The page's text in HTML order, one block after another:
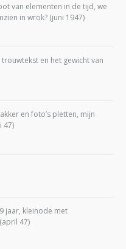
van elementen in de tijd, we
in wrok? (juni 1947)
en het gewicht van
en foto’s pletten, mijn
47)
jaar, kleinode met
47)